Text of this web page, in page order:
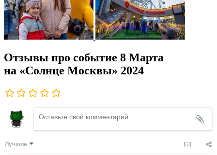
Отзывы про событие 8 Марта
на «Солнце Москвы» 2024
Лучшие